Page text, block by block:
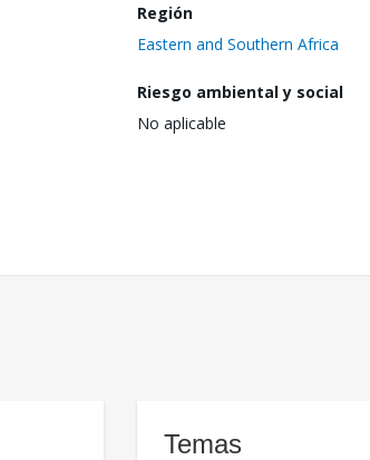
Región
Eastern and Southern Africa
Riesgo ambiental y social
No aplicable
Temas